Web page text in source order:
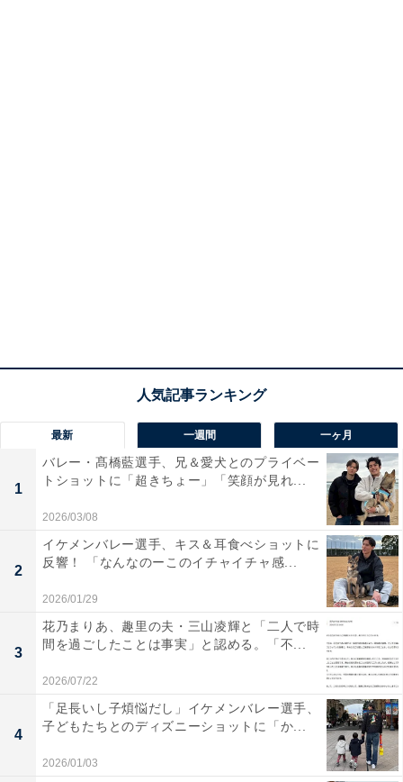
最新 一週間 一ヶ月
1
バレー・髙橋藍選手、兄＆愛犬とのプライベー
トショットに「超きちょー」「笑顔が見れ...
2026/03/08
2
イケメンバレー選手、キス＆耳食べショットに
反響！ 「なんなのーこのイチャイチャ感...
2026/01/29
3
花乃まりあ、趣里の夫・三山凌輝と「二人で時
間を過ごしたことは事実」と認める。「不...
2026/07/22
4
「足長いし子煩悩だし」イケメンバレー選手、
子どもたちとのディズニーショットに「か...
2026/01/03